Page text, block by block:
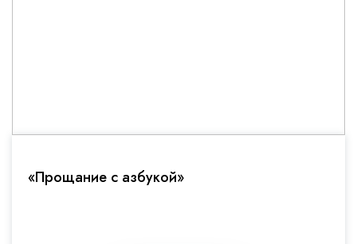
«Прощание с азбукой»